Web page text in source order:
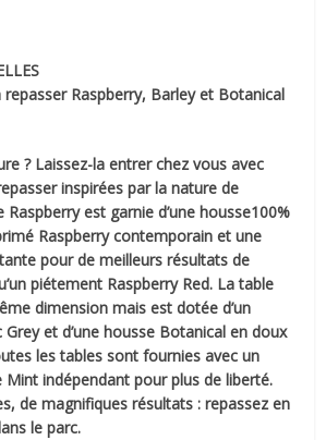
Raspberry, Barley et Botanical
? Laissez-la entrer chez vous avec
inspirées par la nature de
est garnie d’une housse100%
Raspberry contemporain et une
pour de meilleurs résultats de
piétement Raspberry Red. La table
dimension mais est dotée d’un
et d’une housse Botanical en doux
les tables sont fournies avec un
indépendant pour plus de liberté.
de magnifiques résultats : repassez en
le parc.